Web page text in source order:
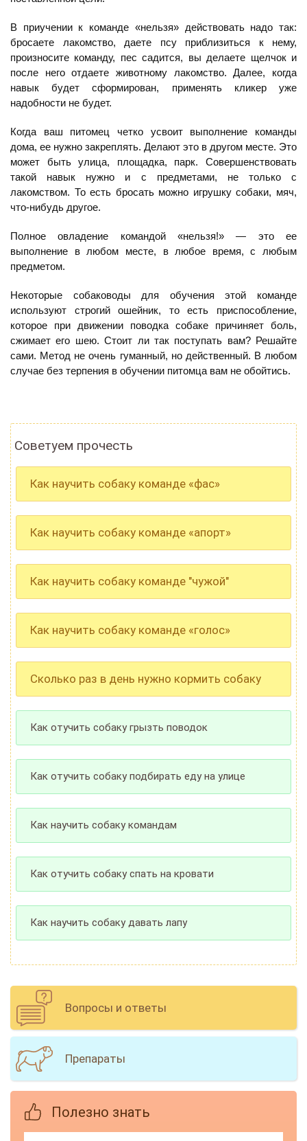
В приучении к команде «нельзя» действовать надо так:
бросаете лакомство, даете псу приблизиться к нему,
произносите команду, пес садится, вы делаете щелчок и
после него отдаете животному лакомство. Далее, когда
навык будет сформирован, применять кликер уже
надобности не будет.
Когда ваш питомец четко усвоит выполнение команды
дома, ее нужно закреплять. Делают это в другом месте. Это
может быть улица, площадка, парк. Совершенствовать
такой навык нужно и с предметами, не только с
лакомством. То есть бросать можно игрушку собаки, мяч,
что-нибудь другое.
Полное овладение командой «нельзя!» — это ее
выполнение в любом месте, в любое время, с любым
предметом.
Некоторые собаководы для обучения этой команде
используют строгий ошейник, то есть приспособление,
которое при движении поводка собаке причиняет боль,
сжимает его шею. Стоит ли так поступать вам? Решайте
сами. Метод не очень гуманный, но действенный. В любом
случае без терпения в обучении питомца вам не обойтись.
Советуем прочесть
Как научить собаку команде «фас»
Как научить собаку команде «апорт»
Как научить собаку команде "чужой"
Как научить собаку команде «голос»
Сколько раз в день нужно кормить собаку
Как отучить собаку грызть поводок
Как отучить собаку подбирать еду на улице
Как научить собаку командам
Как отучить собаку спать на кровати
Как научить собаку давать лапу
Вопросы и ответы
Препараты
Полезно знать